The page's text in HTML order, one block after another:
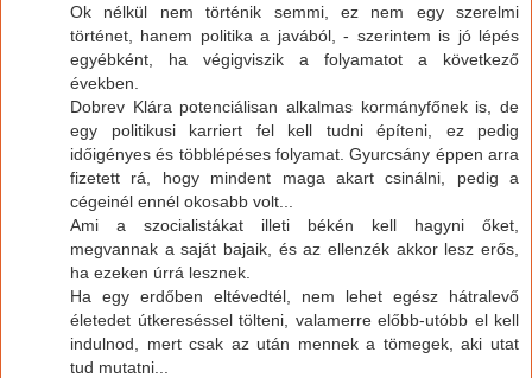
Ok nélkül nem történik semmi, ez nem egy szerelmi
történet, hanem politika a javából, - szerintem is jó lépés
egyébként, ha végigviszik a folyamatot a következő
években.
Dobrev Klára potenciálisan alkalmas kormányfőnek is, de
egy politikusi karriert fel kell tudni építeni, ez pedig
időigényes és többlépéses folyamat. Gyurcsány éppen arra
fizetett rá, hogy mindent maga akart csinálni, pedig a
cégeinél ennél okosabb volt...
Ami a szocialistákat illeti békén kell hagyni őket,
megvannak a saját bajaik, és az ellenzék akkor lesz erős,
ha ezeken úrrá lesznek.
Ha egy erdőben eltévedtél, nem lehet egész hátralevő
életedet útkereséssel tölteni, valamerre előbb-utóbb el kell
indulnod, mert csak az után mennek a tömegek, aki utat
tud mutatni...